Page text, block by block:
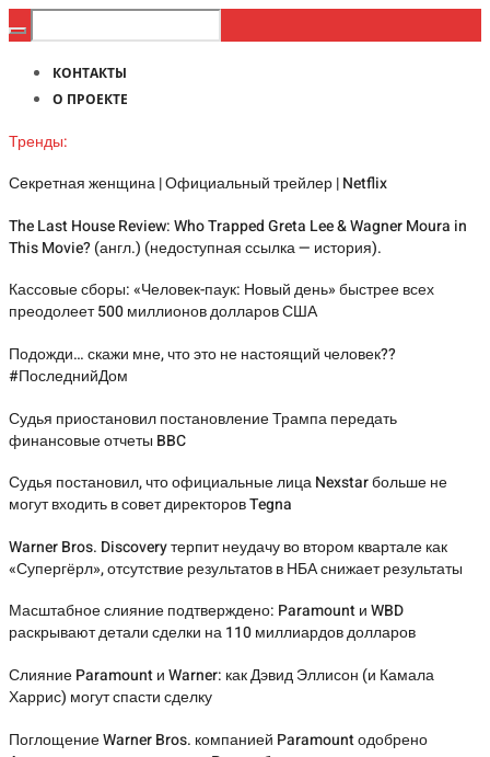
КОНТАКТЫ
О ПРОЕКТЕ
Тренды:
Секретная женщина | Официальный трейлер | Netflix
The Last House Review: Who Trapped Greta Lee & Wagner Moura in
This Movie? (англ.) (недоступная ссылка — история).
Кассовые сборы: «Человек-паук: Новый день» быстрее всех
преодолеет 500 миллионов долларов США
Подожди… скажи мне, что это не настоящий человек??
#ПоследнийДом
Судья приостановил постановление Трампа передать
финансовые отчеты BBC
Судья постановил, что официальные лица Nexstar больше не
могут входить в совет директоров Tegna
Warner Bros. Discovery терпит неудачу во втором квартале как
«Супергёрл», отсутствие результатов в НБА снижает результаты
Масштабное слияние подтверждено: Paramount и WBD
раскрывают детали сделки на 110 миллиардов долларов
Слияние Paramount и Warner: как Дэвид Эллисон (и Камала
Харрис) могут спасти сделку
Поглощение Warner Bros. компанией Paramount одобрено